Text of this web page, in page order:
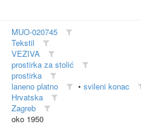
MUO-020745
Tekstil
VEZIVA
prostirka za stolić
prostirka
laneno platno • svileni konac
Hrvatska
Zagreb
oko 1950